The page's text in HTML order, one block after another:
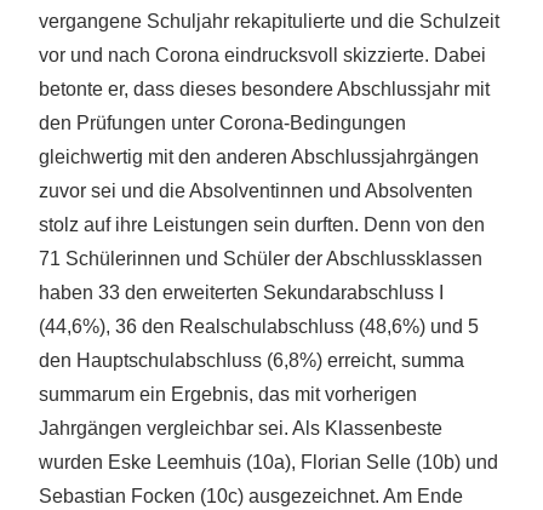
vergangene Schuljahr rekapitulierte und die Schulzeit
vor und nach Corona eindrucksvoll skizzierte. Dabei
betonte er, dass dieses besondere Abschlussjahr mit
den Prüfungen unter Corona-Bedingungen
gleichwertig mit den anderen Abschlussjahrgängen
zuvor sei und die Absolventinnen und Absolventen
stolz auf ihre Leistungen sein durften. Denn von den
71 Schülerinnen und Schüler der Abschlussklassen
haben 33 den erweiterten Sekundarabschluss I
(44,6%), 36 den Realschulabschluss (48,6%) und 5
den Hauptschulabschluss (6,8%) erreicht, summa
summarum ein Ergebnis, das mit vorherigen
Jahrgängen vergleichbar sei. Als Klassenbeste
wurden Eske Leemhuis (10a), Florian Selle (10b) und
Sebastian Focken (10c) ausgezeichnet. Am Ende